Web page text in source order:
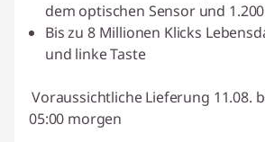
dem optischen Sensor und
Bis zu 8 Millionen Klicks
und linke Taste
Voraussichtliche Lieferung 11.08.
05:00 morgen